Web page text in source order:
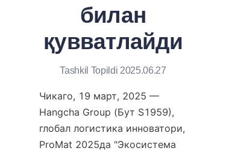
билан
қувватлайди
Tashkil Topildi 2025.06.27
Чикаго, 19 март, 2025 —
Hangcha Group (Бут S1959),
глобал логистика инноватори,
ProMat 2025да "Экосистема